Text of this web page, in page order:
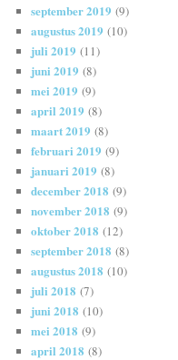
september 2019 (9)
augustus 2019 (10)
juli 2019 (11)
juni 2019 (8)
mei 2019 (9)
april 2019 (8)
maart 2019 (8)
februari 2019 (9)
januari 2019 (8)
december 2018 (9)
november 2018 (9)
oktober 2018 (12)
september 2018 (8)
augustus 2018 (10)
juli 2018 (7)
juni 2018 (10)
mei 2018 (9)
april 2018 (8)